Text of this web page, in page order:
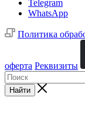
Telegram
WhatsApp
Политика
оферта Реквизиты
Найти